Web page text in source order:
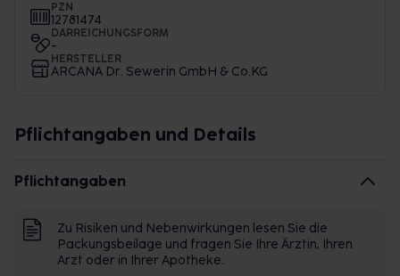
PZN
12781474
DARREICHUNGSFORM
-
HERSTELLER
ARCANA Dr. Sewerin GmbH & Co.KG
Pflichtangaben und Details
Pflichtangaben
Zu Risiken und Nebenwirkungen lesen Sie die
Packungsbeilage und fragen Sie Ihre Ärztin, Ihren
Arzt oder in Ihrer Apotheke.